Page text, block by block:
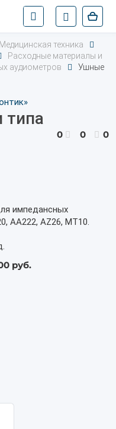
Медицинская техника
Расходные материалы и
аудиометров
Ушные
0 0 0
импедансных
AA222, AZ26, MT10.
руб.